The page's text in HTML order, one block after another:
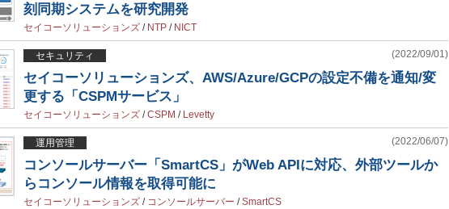
刻同期システムを研究開発
セイコーソリューションズ / NTP / NICT
セキュリティ (2022/09/01)
セイコーソリューションズ、AWS/Azure/GCPの設定不備を通知/変
更する「CSPMサービス」
セイコーソリューションズ /CSPM / Levetty
運用管理 (2022/06/07)
コンソールサーバー「SmartCS」がWeb APIに対応、外部ツールか
らコンソール情報を取得可能に
セイコーソリューションズ / コンソールサーバー /SmartCS